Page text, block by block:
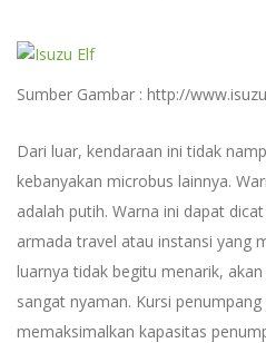
Sumber Gambar : http://
Dari luar, kendaraan ini tidak
kebanyakan microbus lainnya.
adalah putih. Warna ini dapat
armada travel atau instansi yang
luarnya tidak begitu menarik,
sangat nyaman. Kursi
memaksimalkan kapasitas